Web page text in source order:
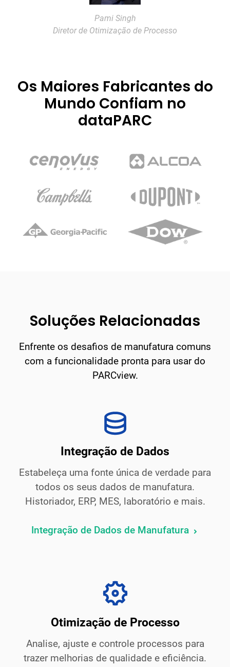
Pami Singh
Diretor de Otimização de Processo
Os Maiores Fabricantes do
Mundo Confiam no
dataPARC
Soluções Relacionadas
Enfrente os desafios de manufatura comuns
com a funcionalidade pronta para usar do
PARCview.
Integração de Dados
Estabeleça uma fonte única de verdade para
todos os seus dados de manufatura.
Historiador, ERP, MES, laboratório e mais.
Integração de Dados de Manufatura
Otimização de Processo
Analise, ajuste e controle processos para
trazer melhorias de qualidade e eficiência.